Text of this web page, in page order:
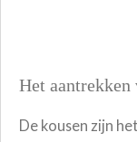
Het aantrekken
De kousen zijn